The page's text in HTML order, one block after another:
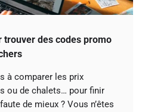
trouver des codes promo
à comparer les prix
ou de chalets… pour finir
de mieux ? Vous n’êtes